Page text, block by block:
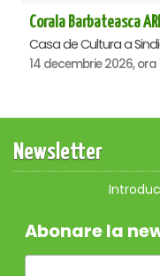
Newsletter
Abonare la